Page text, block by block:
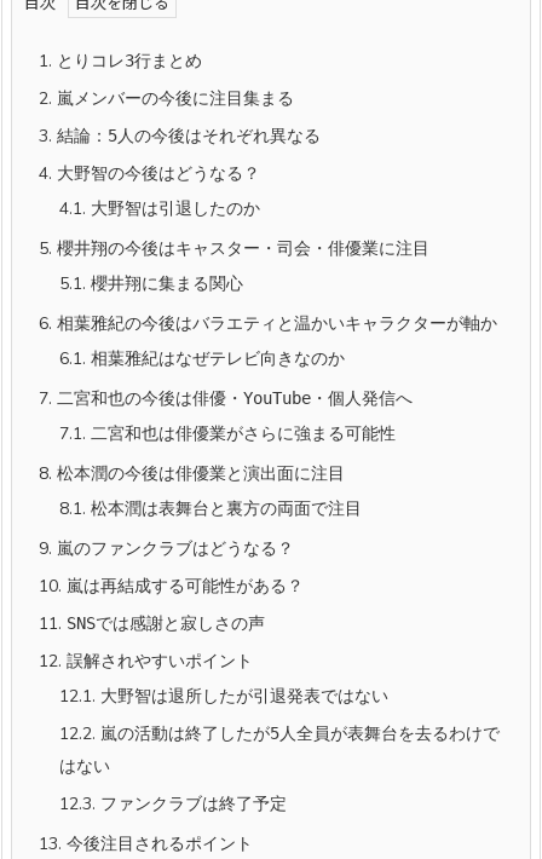
1. とりコレ3行まとめ
2. 嵐メンバーの今後に注目集まる
3. 結論：5人の今後はそれぞれ異なる
4. 大野智の今後はどうなる？
4.1. 大野智は引退したのか
5. 櫻井翔の今後はキャスター・司会・俳優業に注目
5.1. 櫻井翔に集まる関心
6. 相葉雅紀の今後はバラエティと温かいキャラクターが軸か
6.1. 相葉雅紀はなぜテレビ向きなのか
7. 二宮和也の今後は俳優・YouTube・個人発信へ
7.1. 二宮和也は俳優業がさらに強まる可能性
8. 松本潤の今後は俳優業と演出面に注目
8.1. 松本潤は表舞台と裏方の両面で注目
9. 嵐のファンクラブはどうなる？
10. 嵐は再結成する可能性がある？
11. SNSでは感謝と寂しさの声
12. 誤解されやすいポイント
12.1. 大野智は退所したが引退発表ではない
12.2. 嵐の活動は終了したが5人全員が表舞台を去るわけで
はない
12.3. ファンクラブは終了予定
13. 今後注目されるポイント